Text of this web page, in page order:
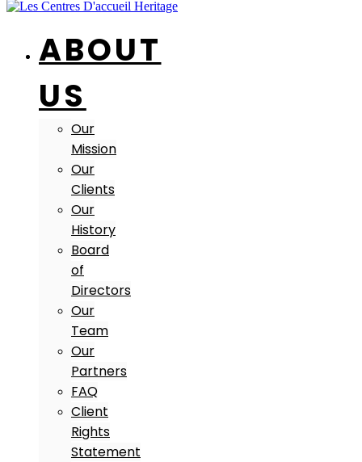
ABOUT
US
Our
Mission
Our
Clients
Our
History
Board
of
Directors
Our
Team
Our
Partners
FAQ
Client
Rights
Statement